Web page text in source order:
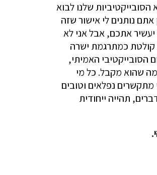
שלנו לבוא
נותנים לי אישור שזה
אתכם, אבל אני לא
קולטת כמתרגמת ישרה
הסובייקטיבי האמיתי,
שהוא מקבל. כל מי
נפלאים וטובים
תהייה ייחודית